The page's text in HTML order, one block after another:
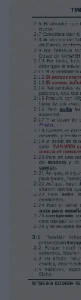
palabras
el
ahavah en
1:14
has
que habita
1:15 Ya
los ajim de
1:16 Que
casa de
reanimó y
1:17 Más
me buscó
1:18
parte de
ayudó en
2:1 Tú
Vajesed
2:2 Lo que
muchos
fieles que
sean
2:3 Así que